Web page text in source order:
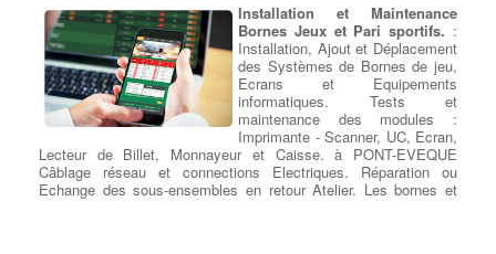
Installation et Maintenance
Bornes Jeux et Pari sportifs. :
Installation, Ajout et Déplacement
des Systèmes de Bornes de jeu,
Ecrans et Equipements
informatiques. Tests et
maintenance des modules :
Imprimante - Scanner, UC, Ecran,
Lecteur de Billet, Monnayeur et Caisse. à PONT-EVEQUE
Câblage réseau et connections Electriques. Réparation ou
Echange des sous-ensembles en retour Atelier. Les bornes et